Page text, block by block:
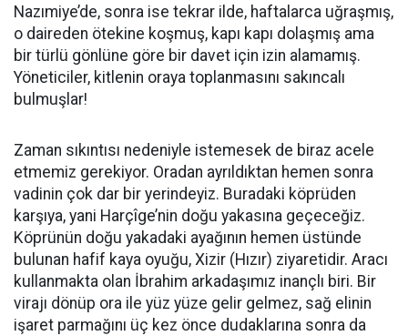
Nazımiye’de, sonra ise tekrar ilde, haftalarca uğraşmış,
o daireden ötekine koşmuş, kapı kapı dolaşmış ama
bir türlü gönlüne göre bir davet için izin alamamış.
Yöneticiler, kitlenin oraya toplanmasını sakıncalı
bulmuşlar!
Zaman sıkıntısı nedeniyle istemesek de biraz acele
etmemiz gerekiyor. Oradan ayrıldıktan hemen sonra
vadinin çok dar bir yerindeyiz. Buradaki köprüden
karşıya, yani Harçîge’nin doğu yakasına geçeceğiz.
Köprünün doğu yakadaki ayağının hemen üstünde
bulunan hafif kaya oyuğu, Xizir (Hızır) ziyaretidir. Aracı
kullanmakta olan İbrahim arkadaşımız inançlı biri. Bir
virajı dönüp ora ile yüz yüze gelir gelmez, sağ elinin
işaret parmağını üç kez önce dudaklarına sonra da